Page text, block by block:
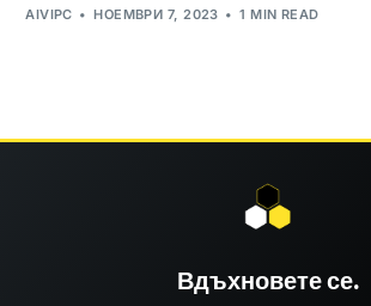
AIVIPC НОЕМВРИ 7, 2023 1 MIN READ
Вдъхновете се.